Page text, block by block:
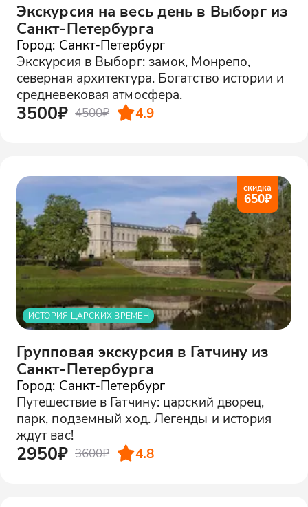
Экскурсия на весь день в Выборг из
Санкт-Петербурга
Город: Санкт-Петербург
Экскурсия в Выборг: замок, Монрепо,
северная архитектура. Богатство истории и
средневековая атмосфера.
3500₽ 4500₽ 4.9
скидка
650₽
ИСТОРИЯ ЦАРСКИХ ВРЕМЕН
Групповая экскурсия в Гатчину из
Санкт-Петербурга
Город: Санкт-Петербург
Путешествие в Гатчину: царский дворец,
парк, подземный ход. Легенды и история
ждут вас!
2950₽ 3600₽ 4.8